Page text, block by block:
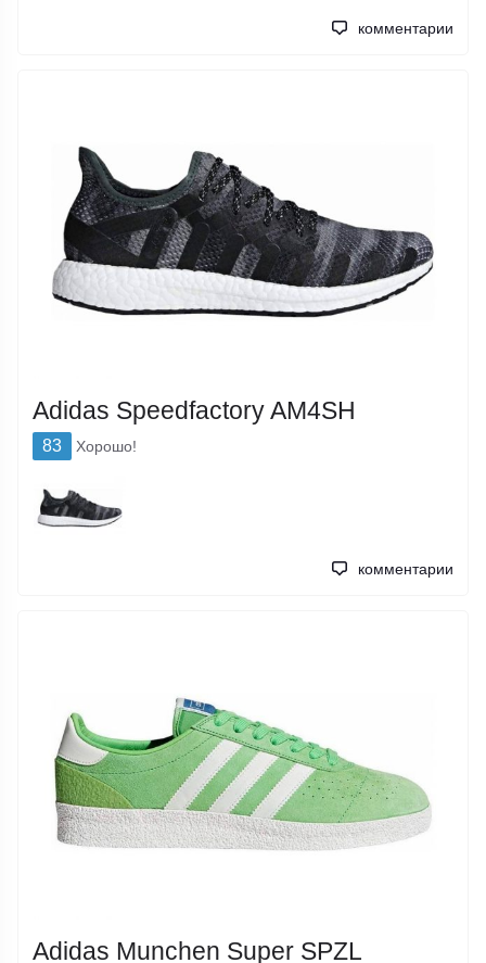
комментарии
Adidas Speedfactory AM4SH
83 Хорошо!
комментарии
Adidas Munchen Super SPZL